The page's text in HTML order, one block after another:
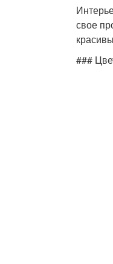
свое
###